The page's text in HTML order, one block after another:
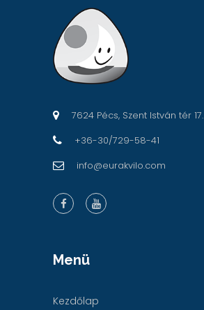
7624 Pécs, Szent István tér 17.
+36-30/729-58-41
info@eurakvilo.com
Menü
Kezdőlap